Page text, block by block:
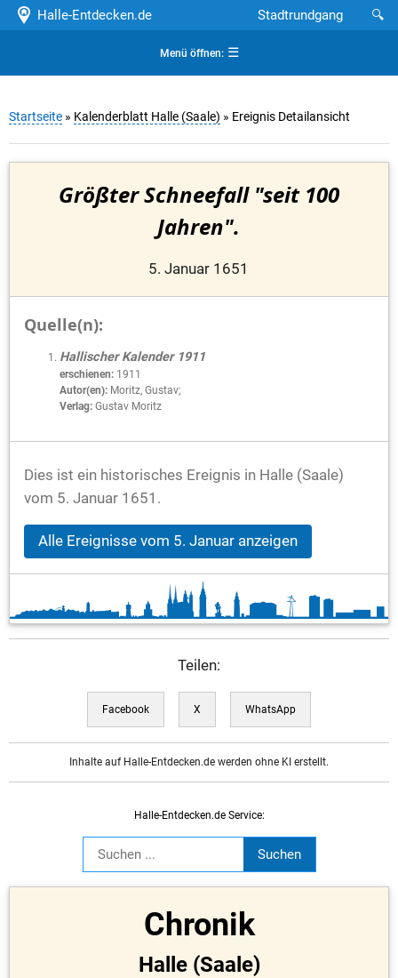
Halle-Entdecken.de 🔍
Stadtrundgang
Menü öffnen:☰
Startseite » Kalenderblatt Halle (Saale) » Ereignis Detailansicht
Größter Schneefall "seit 100
Jahren".
5. Januar 1651
Quelle(n):
Hallischer Kalender 1911
erschienen: 1911
Autor(en): Moritz, Gustav;
Verlag: Gustav Moritz
Dies ist ein historisches Ereignis in Halle (Saale)
vom 5. Januar 1651.
Alle Ereignisse vom 5. Januar anzeigen
Teilen:
Facebook X WhatsApp
Inhalte auf Halle-Entdecken.de werden ohne KI erstellt.
Halle-Entdecken.de Service:
Chronik
Halle (Saale)